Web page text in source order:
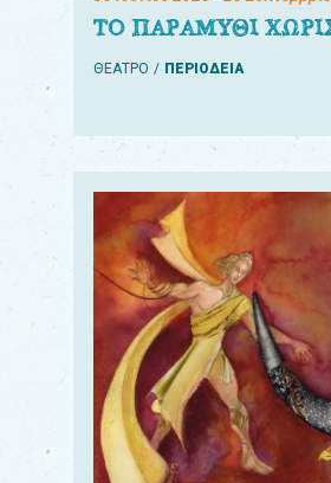
ΤΟ ΠΑΡΑΜΥΘΙ
ΘΕΑΤΡΟ ΠΕΡΙΟΔΕΙΑ